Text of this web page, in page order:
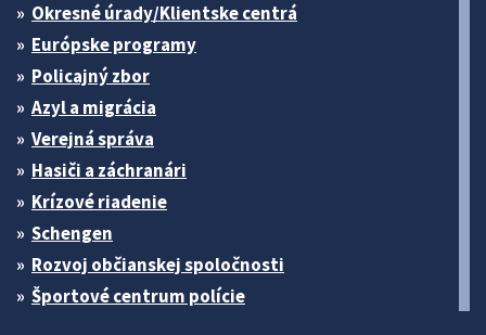
Okresné úrady/Klientske centrá
Európske programy
Policajný zbor
Azyl a migrácia
Verejná správa
Hasiči a záchranári
Krízové riadenie
Schengen
Rozvoj občianskej spoločnosti
Športové centrum polície